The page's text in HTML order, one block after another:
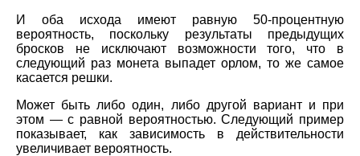
И оба исхода имеют равную 50-процентную
вероятность, поскольку результаты предыдущих
бросков не исключают возможности того, что в
следующий раз монета выпадет орлом, то же самое
касается решки.
Может быть либо один, либо другой вариант и при
этом — с равной вероятностью. Следующий пример
показывает, как зависимость в действительности
увеличивает вероятность.